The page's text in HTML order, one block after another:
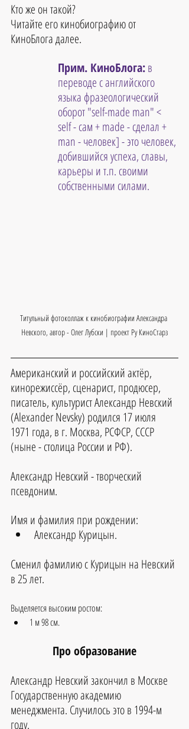
Кто же он такой?
Читайте его кинобиографию от
КиноБлога далее.
Прим. КиноБлога: в
переводе с английского
языка фразеологический
оборот "self-made man" <
self - сам + made - сделал +
man - человек] - это человек,
добившийся успеха, славы,
карьеры и т.п. своими
собственными силами.
Титульный фотоколлаж к кинобиографии Александра
Невского, автор - Олег Лубски | проект Ру КиноСтарз
Американский и российский актёр,
кинорежиссёр, сценарист, продюсер,
писатель, культурист Александр Невский
(Alexander Nevsky) родился 17 июля
1971 года, в г. Москва, РСФСР, СССР
(ныне - столица России и РФ).
Александр Невский - творческий
псевдоним.
Имя и фамилия при рождении:
Александр Курицын.
Сменил фамилию с Курицын на Невский
в 25 лет.
Выделяется высоким ростом:
1 м 98 см.
Про образование
Александр Невский закончил в Москве
Государственную академию
менеджмента. Случилось это в 1994-м
году.